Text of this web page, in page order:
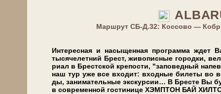
Марш­рут СБ-Д.32: Коссово —
Интересная и насыщенная про­грам­ма ждет
тысячелетний Брест, жи­во­пис­ные го­род­ки,
ри­ал в Брест­ской кре­по­сти, "заповедный
наш тур уже все вхо­дит: входные би­ле­ты во
ды, занимательные экс­кур­сии… В Бре­сте Вы
в со­вре­мен­ной го­сти­ни­це ХЭМПТОН БАЙ